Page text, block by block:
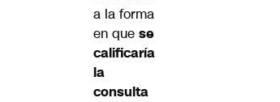
a la forma
en que se
calificaría
la
consulta